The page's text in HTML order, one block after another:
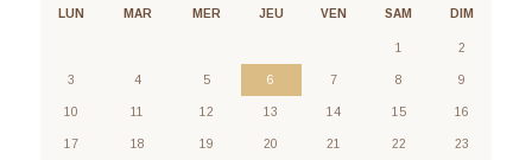
LUN MAR MER JEU VEN SAM DIM
1 2
3 4 5 6 7 8 9
10 11 12 13 14 15 16
17 18 19 20 21 22 23